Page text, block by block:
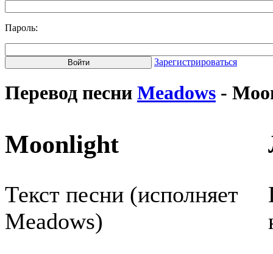
Пароль:
Зарегистрироваться
Перевод песни Meadows -
Moonlight
Текст песни (исполняет
Meadows)